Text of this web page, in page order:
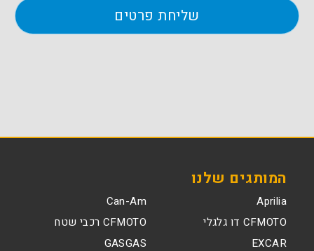
המותגים שלנו
Aprilia
Can-Am
CFMOTO דו גלגלי
CFMOTO רכבי שטח
EXCAR
GASGAS